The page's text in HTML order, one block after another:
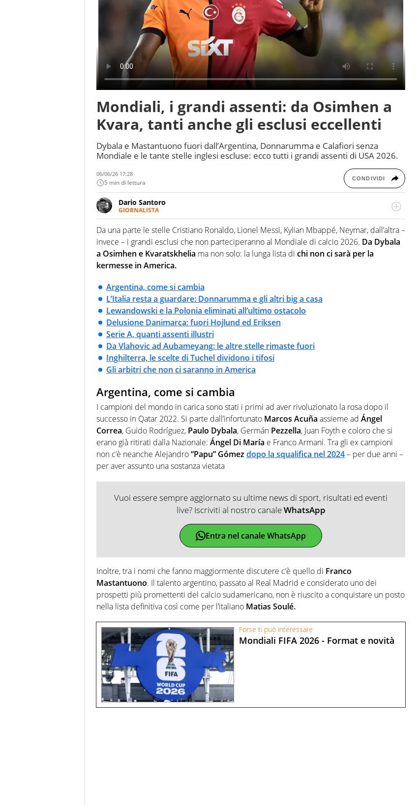
Mondiali, i grandi assenti: da Osimhen a
Kvara, tanti anche gli esclusi eccellenti
Dybala e Mastantuono fuori dall’Argentina, Donnarumma e Calafiori senza
Mondiale e le tante stelle inglesi escluse: ecco tutti i grandi assenti di USA 2026.
06/06/26 17:28
5 min di lettura CONDIVIDI
Dario Santoro
GIORNALISTA
Scrive, commenta, racconta lo sport in tutte le sfaccettature. Tocca l'apice quando ha
modo di concentrarsi sulle interviste ai grandi protagonisti
Da una parte le stelle Cristiano Ronaldo, Lionel Messi, Kylian Mbappé, Neymar, dall’altra –
invece – i grandi esclusi che non parteciperanno al Mondiale di calcio 2026. Da Dybala
a Osimhen e Kvaratskhelia ma non solo: la lunga lista di chi non ci sarà per la
kermesse in America.
Argentina, come si cambia
L’Italia resta a guardare: Donnarumma e gli altri big a casa
Lewandowski e la Polonia eliminati all’ultimo ostacolo
Delusione Danimarca: fuori Hojlund ed Eriksen
Serie A, quanti assenti illustri
Da Vlahovic ad Aubameyang: le altre stelle rimaste fuori
Inghilterra, le scelte di Tuchel dividono i tifosi
Gli arbitri che non ci saranno in America
Argentina, come si cambia
I campioni del mondo in carica sono stati i primi ad aver rivoluzionato la rosa dopo il
successo in Qatar 2022. Si parte dall’infortunato Marcos Acuña assieme ad Ángel
Correa, Guido Rodríguez, Paulo Dybala, Germán Pezzella, Juan Foyth e coloro che si
erano già ritirati dalla Nazionale: Ángel Di María e Franco Armani. Tra gli ex campioni
non c’è neanche Alejandro“Papu” Gómezdopo la squalifica nel 2024– per due anni –
per aver assunto una sostanza vietata
Vuoi essere sempre aggiornato su ultime news di sport, risultati ed eventi
live? Iscriviti al nostro canaleWhatsApp
Entra nel canale WhatsApp
Inoltre, tra i nomi che fanno maggiormente discutere c’è quello di Franco
Mastantuono. Il talento argentino, passato al Real Madrid e considerato uno dei
prospetti più promettenti del calcio sudamericano, non è riuscito a conquistare un posto
nella lista definitiva così come per l’italiano Matias Soulé.
Forse ti può interessare
Mondiali FIFA 2026 - Format e novità